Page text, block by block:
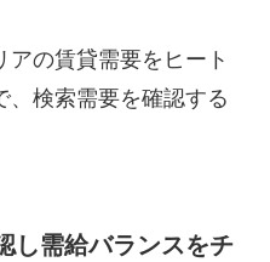
の賃貸需要をヒート
、検索需要を確認する
し需給バランスをチ